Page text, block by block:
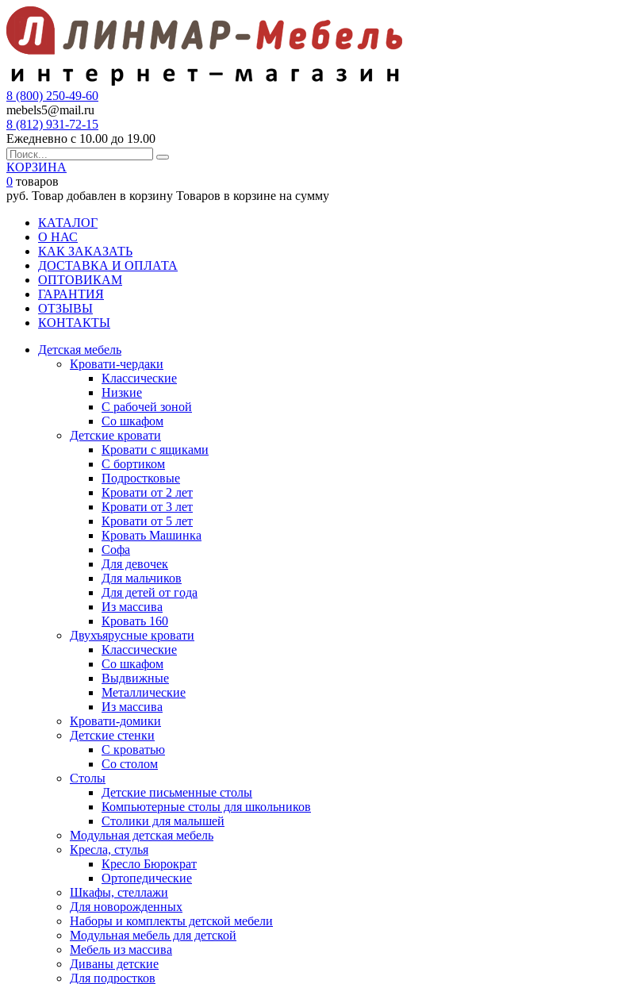
8 (800) 250-49-60
mebels5@mail.ru
8 (812) 931-72-15
Ежедневно с 10.00 до 19.00
КОРЗИНА
0 товаров
руб. Товар добавлен в корзину Товаров в корзине на сумму
КАТАЛОГ
О НАС
КАК ЗАКАЗАТЬ
ДОСТАВКА И ОПЛАТА
ОПТОВИКАМ
ГАРАНТИЯ
ОТЗЫВЫ
КОНТАКТЫ
Детская мебель
Кровати-чердаки
Классические
Низкие
С рабочей зоной
Со шкафом
Детские кровати
Кровати с ящиками
С бортиком
Подростковые
Кровати от 2 лет
Кровати от 3 лет
Кровати от 5 лет
Кровать Машинка
Софа
Для девочек
Для мальчиков
Для детей от года
Из массива
Кровать 160
Двухъярусные кровати
Классические
Со шкафом
Выдвижные
Металлические
Из массива
Кровати-домики
Детские стенки
С кроватью
Со столом
Столы
Детские письменные столы
Компьютерные столы для школьников
Столики для малышей
Модульная детская мебель
Кресла, стулья
Кресло Бюрократ
Ортопедические
Шкафы, стеллажи
Для новорожденных
Наборы и комплекты детской мебели
Модульная мебель для детской
Мебель из массива
Диваны детские
Для подростков